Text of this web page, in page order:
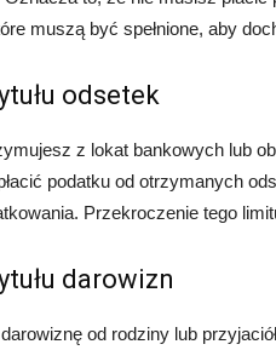
muszą być spełnione, aby
odsetek
z lokat bankowych lub
podatku od otrzymanych
Przekroczenie tego
darowizn
od rodziny lub